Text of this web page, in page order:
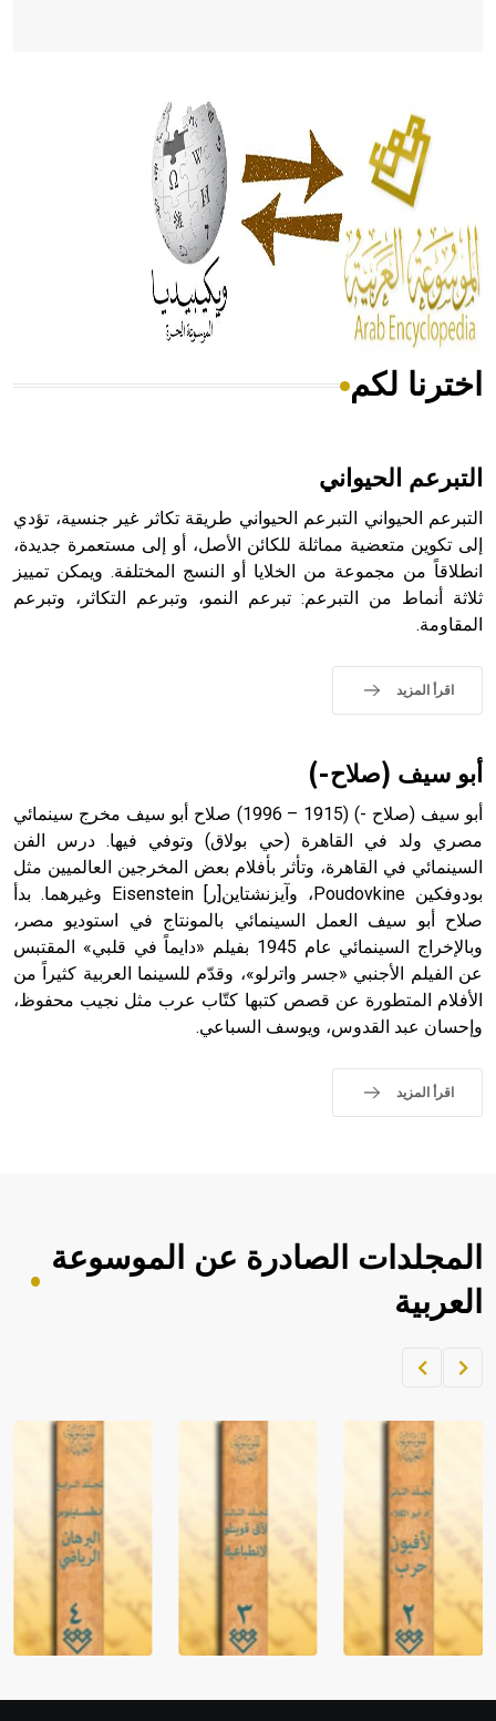
الحكم، الأدلة، تنظيم التغذية، ورسالته في جروح الرأس. ويعود
له الفضل بأنه حرر الطب من الدين والفلسفة.
- هل تعلم أن المرجان إفراز حيواني يتكون في البحر ويتركب
من مادة كربونات الكلسيوم، وهو أحمر أو شديد الحمرة وهو
أجود أنواعه، ويمتاز بكبر الحجم ويسمى الش
هل تعلم أن الأبسيد كلمة فرنسية اللفظ تم اعتمادها مصطلحاً
- هل تعلم أن أبجر Abgar اسم معروف جيداً يعود إلى عدد من
الملوك الذين حكموا مدينة إديسا (الرها) من أبجر الأول وحتى
التاسع، وهم ينتسبون إلى أسرة أوسروين
sign تكتب منفصلة غير متصلة، وتعتمد المبدأ الأكوروفوني،
حيث تقتصر القيمة الصوتية للعلامة الك
اخترنا لكم
التبرعم الحيواني
التبرعم الحيواني التبرعم الحيواني طريقة تكاثر غير جنسية، تؤدي
إلى تكوين متعضية مماثلة للكائن الأصل، أو إلى مستعمرة جديدة،
انطلاقاً من مجموعة من الخلايا أو النسج المختلفة. ويمكن تمييز
ثلاثة أنماط من التبرعم: تبرعم النمو، وتبرعم التكاثر، وتبرعم
المقاومة.
اقرأ المزيد
أبو سيف (صلاح-)
أبو سيف (صلاح -) (1915 – 1996) صلاح أبو سيف مخرج سينمائي
مصري ولد في القاهرة (حي بولاق) وتوفي فيها. درس الفن
السينمائي في القاهرة، وتأثر بأفلام بعض المخرجين العالميين مثل
بودوفكين Poudovkine، وآيزنشتاين[ر] Eisenstein وغيرهما. بدأ
صلاح أبو سيف العمل السينمائي بالمونتاج في استوديو مصر،
وبالإخراج السينمائي عام 1945 بفيلم «دايماً في قلبي» المقتبس
عن الفيلم الأجنبي «جسر واترلو»، وقدّم للسينما العربية كثيراً من
الأفلام المتطورة عن قصص كتبها كتّاب عرب مثل نجيب محفوظ،
وإحسان عبد القدوس، ويوسف السباعي.
اقرأ المزيد
المجلدات الصادرة عن الموسوعة
العربية